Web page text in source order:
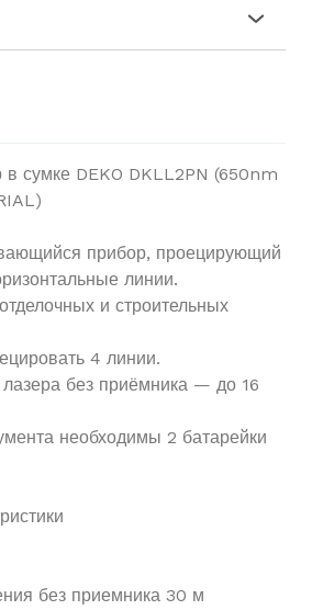
сом
сумке DEKO DKLL2PN (650nm
прибор, проецирующий
линии.
и строительных
4 линии.
без приёмника — до 16
необходимы 2 батарейки
без приемника 30 м